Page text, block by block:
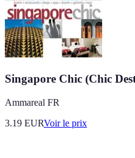
Singapore Chic (Chic
Ammareal FR
3.19 EURVoir le prix